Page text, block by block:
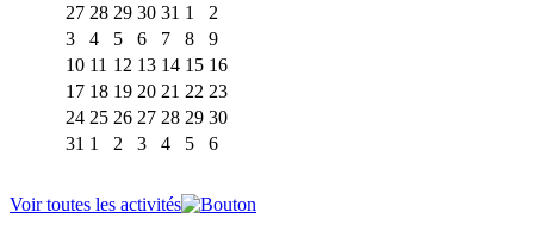
27 28 29 30 31 1
2
3
4 5 6 7 8
9
10 11 12 13 14 15 16
17 18 19 20 21 22 23
24 25 26 27 28 29 30
31 1 2 3 4 5 6
Voir toutes les activités